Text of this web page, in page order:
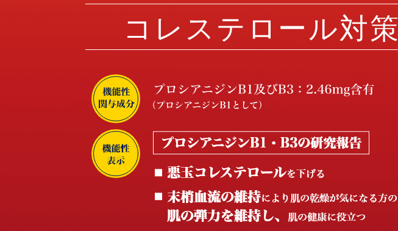
コレステロール対策